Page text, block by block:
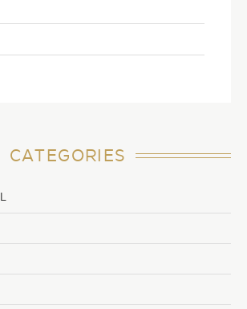
CATEGORIES